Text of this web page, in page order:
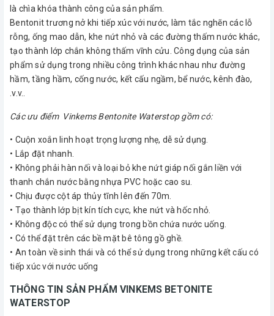
là chìa khóa thành công của sản phẩm.
Bentonit trương nở khi tiếp xúc với nước, làm tắc nghẽn các lỗ
rỗng, ống mao dẫn, khe nứt nhỏ và các đường thấm nước khác,
tạo thành lớp chắn không thấm vĩnh cửu. Công dụng của sản
phẩm sử dụng trong nhiều công trình khác nhau như đường
hầm, tầng hầm, cống nước, kết cấu ngầm, bể nước, kênh đào,
.v.v..
Các ưu điểm Vinkems Bentonite Waterstop gồm có:
• Cuộn xoắn linh hoạt trọng lượng nhẹ, dễ sử dụng.
• Lắp đặt nhanh.
• Không phải hàn nối và loại bỏ khe nứt giáp nối gắn liền với
thanh chắn nước bằng nhựa PVC hoặc cao su.
• Chịu được cột áp thủy tĩnh lên đến 70m.
• Tạo thành lớp bịt kín tích cực, khe nứt và hốc nhỏ.
• Không độc có thể sử dụng trong bồn chứa nước uống.
• Có thể đặt trên các bề mặt bê tông gồ ghề.
• An toàn về sinh thái và có thể sử dụng trong những kết cấu có
tiếp xúc với nước uống
THÔNG TIN SẢN PHẨM VINKEMS BETONITE
WATERSTOP